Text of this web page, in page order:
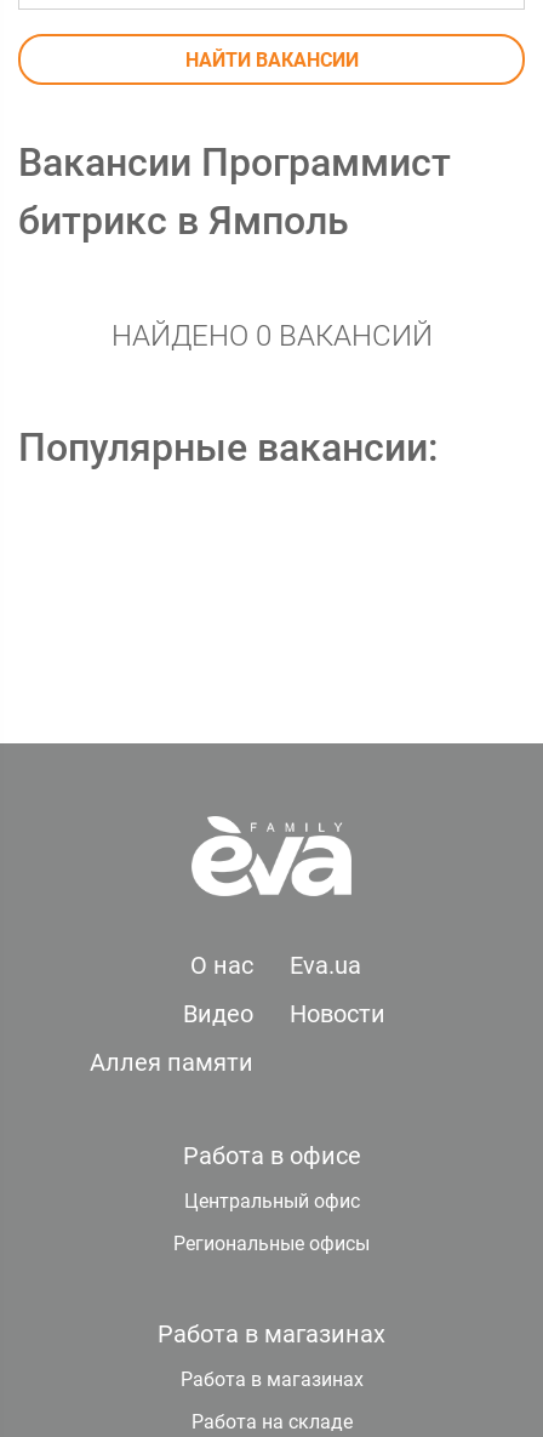
НАЙТИ ВАКАНСИИ
Вакансии Программист
битрикс в Ямполь
НАЙДЕНО 0 ВАКАНСИЙ
Популярные вакансии:
О нас
Eva.ua
Видео
Новости
Аллея памяти
Работа в офисе
Центральный офис
Региональные офисы
Работа в магазинах
Работа в магазинах
Работа на складе